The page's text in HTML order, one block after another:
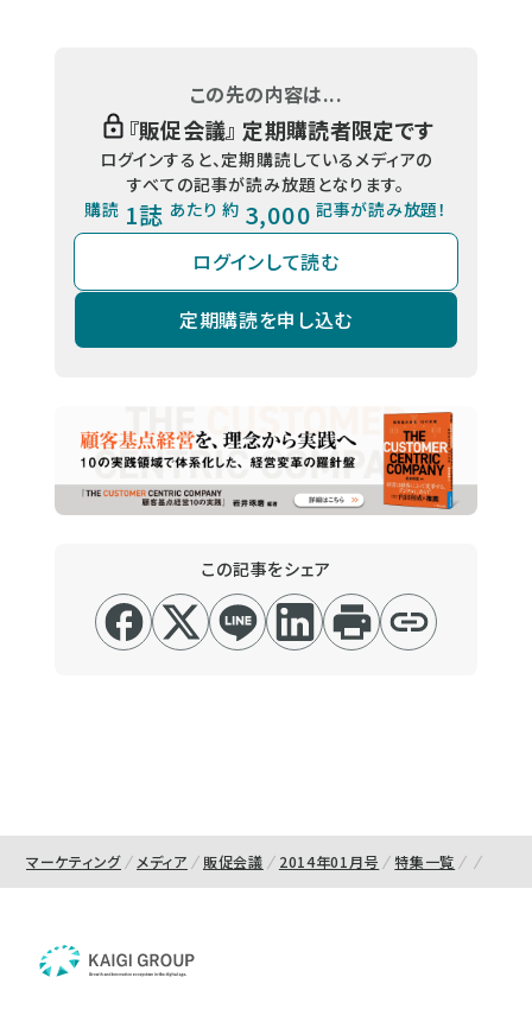
この先の内容は...
『販促会議』 定期購読者限定です
ログインすると、定期購読しているメディアの
すべての記事が読み放題となります。
購読 1誌 あたり 約 3,000 記事が読み放題！
ログインして読む
定期購読を申し込む
この記事をシェア
マーケティング メディア 販促会議 2014年01月号 特集一覧